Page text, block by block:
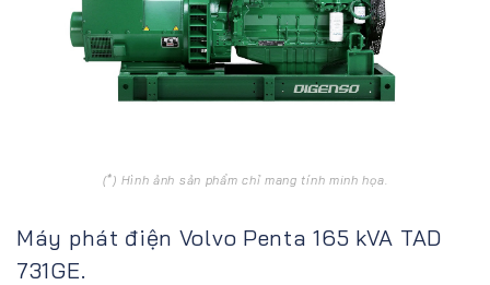
(*) Hình ảnh sản phẩm chỉ mang tính minh họa.
Máy phát điện Volvo Penta 165 kVA TAD
731GE.